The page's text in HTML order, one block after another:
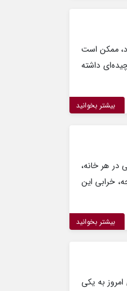
ممکن است
داشته
بیشتر بخوانید
در هر خانه،
خرابی این
بیشتر بخوانید
به یکی